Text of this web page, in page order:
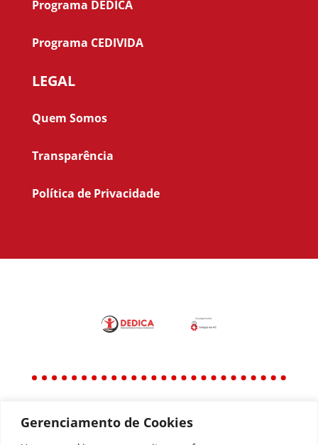
Gerenciamento de Cookies
Programa DEDICA
Programa CEDIVIDA
LEGAL
Quem Somos
Transparência
Política de Privacidade
Política